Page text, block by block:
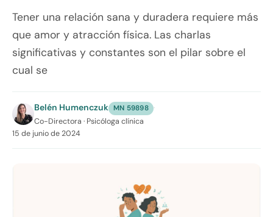
Tener una relación sana y duradera requiere más
que amor y atracción física. Las charlas
significativas y constantes son el pilar sobre el
cual se
Belén Humenczuk MN 59898 ·
Co-Directora · Psicóloga clínica
15 de junio de 2024